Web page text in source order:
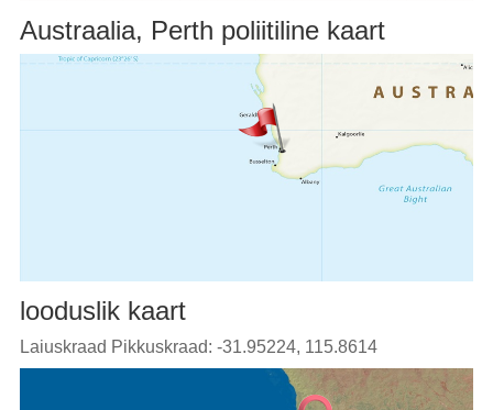
Austraalia, Perth poliitiline kaart
looduslik kaart
Laiuskraad Pikkuskraad: -31.95224, 115.8614